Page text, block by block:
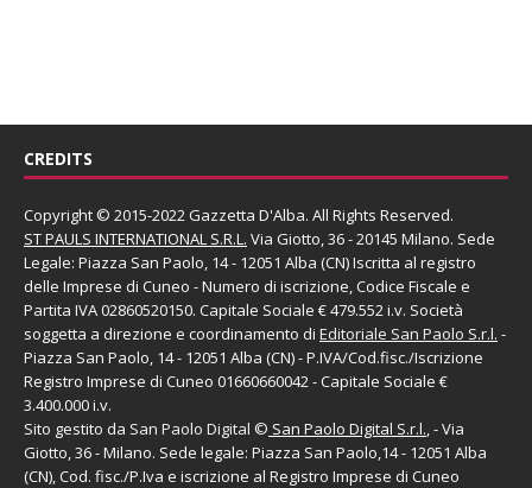
CREDITS
Copyright © 2015-2022 Gazzetta D'Alba. All Rights Reserved.
ST PAULS INTERNATIONAL S.R.L. Via Giotto, 36 - 20145 Milano. Sede
Legale: Piazza San Paolo, 14 - 12051 Alba (CN) Iscritta al registro
delle Imprese di Cuneo - Numero di iscrizione, Codice Fiscale e
Partita IVA 02860520150. Capitale Sociale € 479.552 i.v. Società
soggetta a direzione e coordinamento di Editoriale San Paolo S.r.l. -
Piazza San Paolo, 14 - 12051 Alba (CN) - P.IVA/Cod.fisc./Iscrizione
Registro Imprese di Cuneo 01660660042 - Capitale Sociale €
3.400.000 i.v.
Sito gestito da San Paolo Digital © San Paolo Digital S.r.l., - Via
Giotto, 36 - Milano. Sede legale: Piazza San Paolo,14 - 12051 Alba
(CN), Cod. fisc./P.Iva e iscrizione al Registro Imprese di Cuneo